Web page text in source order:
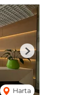
Harta
Next